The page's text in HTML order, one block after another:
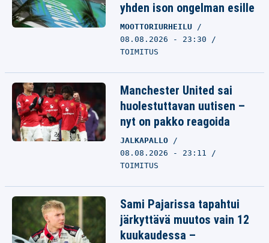
yhden ison ongelman esille
MOOTTORIURHEILU
08.08.2026 - 23:30
TOIMITUS
Manchester United sai
huolestuttavan uutisen –
nyt on pakko reagoida
JALKAPALLO
08.08.2026 - 23:11
TOIMITUS
Sami Pajarissa tapahtui
järkyttävä muutos vain 12
kuukaudessa –